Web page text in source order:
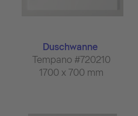
Duschwanne
Tempano #720210
1700 x 700 mm